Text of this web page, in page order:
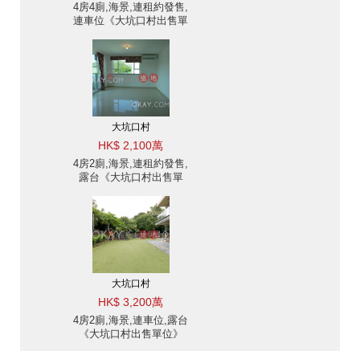
4房4廁,海景,連租約發售,
連車位《大坑口村出售單
大坑口村
HK$ 2,100萬
4房2廁,海景,連租約發售,
露台《大坑口村出售單
大坑口村
HK$ 3,200萬
4房2廁,海景,連車位,露台
《大坑口村出售單位》